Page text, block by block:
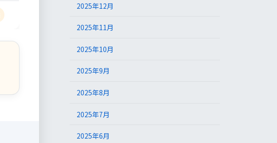
2025年12月
2025年11月
2025年10月
2025年9月
2025年8月
2025年7月
2025年6月